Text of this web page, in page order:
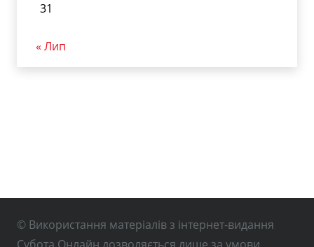
31
« Лип
© Використання матеріалів з інтернет-видання